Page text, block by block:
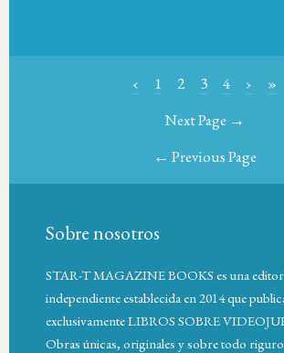
‹ 1 2 3 4 ›
»
Next Page →
← Previous Page
Sobre nosotros
STAR-T MAGAZINE BOOKS es una
independiente establecida en 2014 que
exclusivamente LIBROS SOBRE
Obras únicas, originales y sobre todo